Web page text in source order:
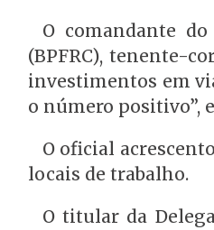
O comandante
(BPFRC), tenente-
investimentos em
o número positivo”,
O oficial
locais de trabalho.
O titular da